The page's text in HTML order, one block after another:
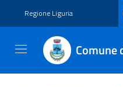
Regione Liguria
Comune